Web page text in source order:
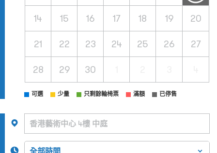
14 15 16 17 18 19 20
21 22 23 24 25 26 27
28 29 30
可選 少量 只剩餘輪椅票 滿額 已停售